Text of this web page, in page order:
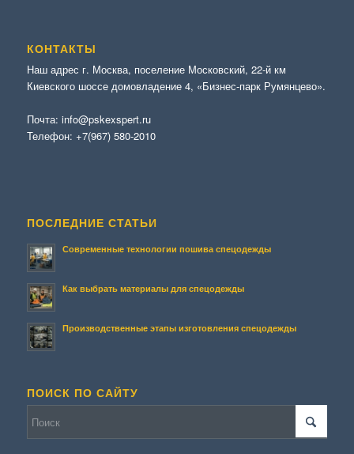
КОНТАКТЫ
Наш адрес г. Москва, поселение Московский, 22-й км
Киевского шоссе домовладение 4, «Бизнес-парк Румянцево».
Почта: info@pskexspert.ru
Телефон: +7(967) 580-2010
ПОСЛЕДНИЕ СТАТЬИ
Современные технологии пошива спецодежды
Как выбрать материалы для спецодежды
Производственные этапы изготовления спецодежды
ПОИСК ПО САЙТУ